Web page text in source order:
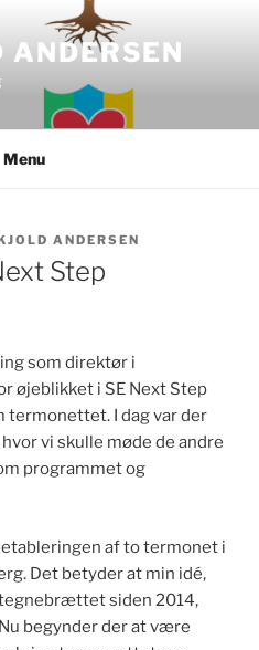
ANDERSEN
Menu
ANDERSEN
Step
som direktør i
øjeblikket i SE Next Step
termonettet. I dag var der
vi skulle møde de andre
programmet og
af to termonet i
Det betyder at min idé,
siden 2014,
begynder der at være